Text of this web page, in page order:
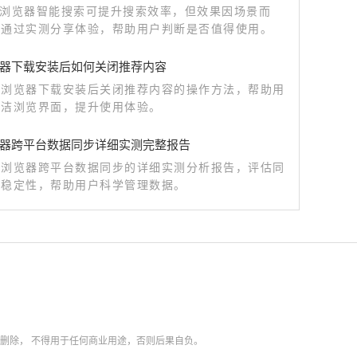
览器智能搜索可提升搜索效率，但效果因场景而
过实测分享体验，帮助用户判断是否值得使用。
下载安装后如何关闭推荐内容
览器下载安装后关闭推荐内容的操作方法，帮助用
浏览界面，提升使用体验。
跨平台数据同步详细实测完整报告
览器跨平台数据同步的详细实测分析报告，评估同
定性，帮助用户科学管理数据。
除， 不得用于任何商业用途，否则后果自负。